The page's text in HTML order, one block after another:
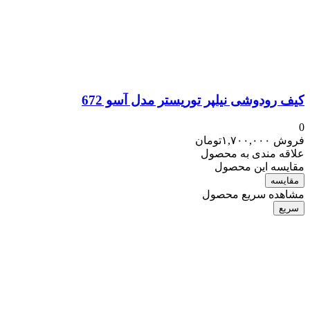
کیف رودوشی نیلپر توریستر مدل آسو 672
0
فروش ۱,۷۰۰,۰۰۰تومان
علاقه مندی به محصول
مقایسه این محصول
مقایسه
مشاهده سریع محصول
سریع